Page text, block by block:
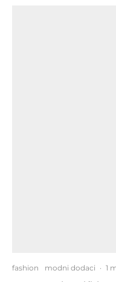
fashion modni dodaci · 1